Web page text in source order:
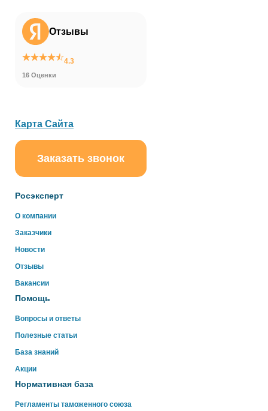
Отзывы
4.3
16 Оценки
Росэксперт
О компании
Заказчики
Новости
Отзывы
Вакансии
Помощь
Вопросы и ответы
Полезные статьи
База знаний
Акции
Нормативная база
Регламенты таможенного союза
Карта Сайта
Заказать звонок
online
Здравствуйте!
Свяжитесь с нами через WhatsApp нажав на кнопку